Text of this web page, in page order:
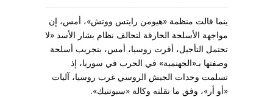
ينما قالت منظمة «هيومن رايتس ووتش»، أمس، إن
مواجهة الأسلحة الحارقة لتحالف نظام بشار الأسد «لا
تحتمل التأجيل، أقرت روسيا، أمس، بتجريب أسلحة
وصفتها بـ«الجهنمية» في الحرب في سوريا، إذ
تسلمت وحدات الجيش الروسي غرب روسيا، آليات
«أو أر»، وفق ما نقلته وكالة «سبوتنيك».